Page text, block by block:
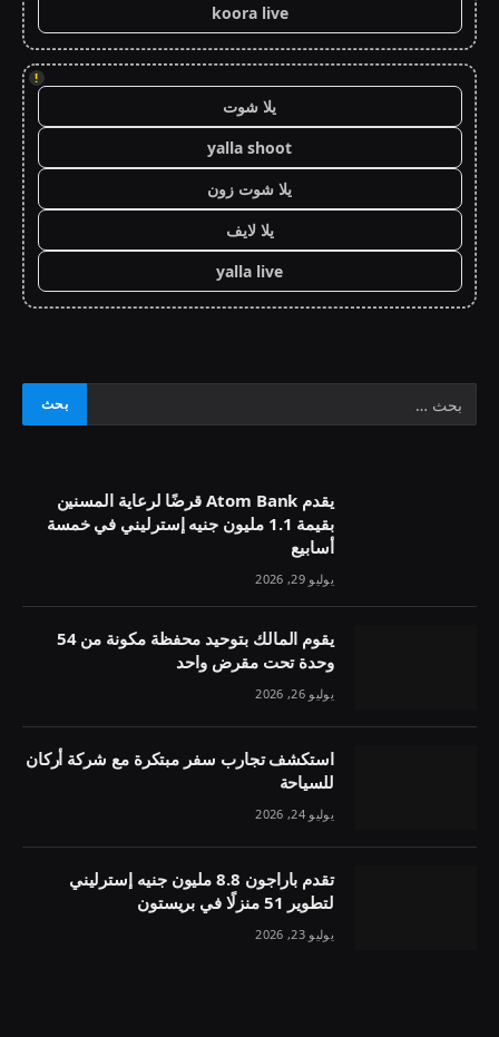
koora live
!
يلا شوت
yalla shoot
يلا شوت زون
يلا لايف
yalla live
يقدم Atom Bank قرضًا لرعاية المسنين
بقيمة 1.1 مليون جنيه إسترليني في خمسة
أسابيع
يوليو 29, 2026
يقوم المالك بتوحيد محفظة مكونة من 54
وحدة تحت مقرض واحد
يوليو 26, 2026
استكشف تجارب سفر مبتكرة مع شركة أركان
للسياحة
يوليو 24, 2026
تقدم باراجون 8.8 مليون جنيه إسترليني
لتطوير 51 منزلًا في بريستون
يوليو 23, 2026